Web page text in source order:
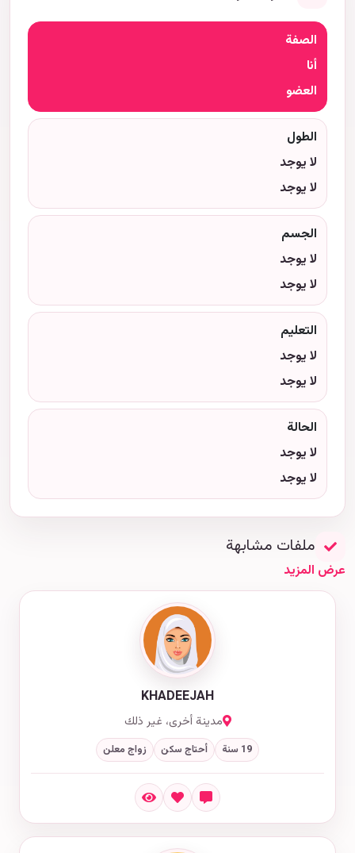
الصفة
أنا
العضو
الطول
لا يوجد
لا يوجد
الجسم
لا يوجد
لا يوجد
التعليم
لا يوجد
لا يوجد
الحالة
لا يوجد
لا يوجد
ملفات مشابهة
عرض المزيد
KHADEEJAH
مدينة أخرى، غير ذلك
19 سنة أحتاج سكن زواج معلن